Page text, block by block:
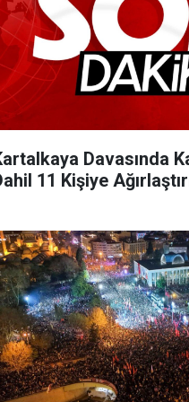
Davasında
11 Kişiye